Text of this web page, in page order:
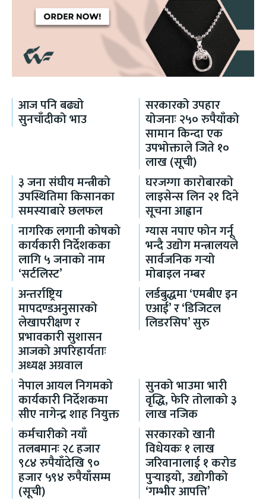
आज पनि बढ्यो
सुनचाँदीको भाउ
सरकारको उपहार
योजनाः २५० रुपैयाँको
सामान किन्दा एक
उपभोक्ताले जिते १०
लाख (सूची)
३ जना संघीय मन्त्रीको
उपस्थितिमा किसानका
समस्याबारे छलफल
घरजग्गा कारोबारको
लाइसेन्स लिन २१ दिने
सूचना आह्वान
नागरिक लगानी कोषको
कार्यकारी निर्देशकका
लागि ५ जनाको नाम
‘सर्टलिस्ट’
ग्यास नपाए फोन गर्नू
भन्दै उद्योग मन्त्रालयले
सार्वजनिक गर्‍यो
मोबाइल नम्बर
अन्तर्राष्ट्रिय
मापदण्डअनुसारको
लेखापरीक्षण र
प्रभावकारी सुशासन
आजको अपरिहार्यताः
अध्यक्ष अग्रवाल
लर्डबुद्धमा ‘एमबीए इन
एआई’ र ‘डिजिटल
लिडरसिप’ सुरु
नेपाल आयल निगमको
कार्यकारी निर्देशकमा
सीए नागेन्द्र शाह नियुक्त
सुनको भाउमा भारी
वृद्धि, फेरि तोलाको ३
लाख नजिक
कर्मचारीको नयाँ
तलबमानः २८ हजार
९८४ रुपैयाँदेखि ९०
हजार ५९४ रुपैयाँसम्म
(सूची)
सरकारको खानी
विधेयकः १ लाख
जरिवानालाई १ करोड
पुर्‍याइयो, उद्योगीको
‘गम्भीर आपत्ति’